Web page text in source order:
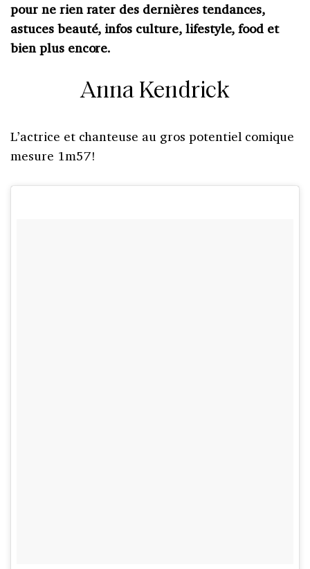
pour ne rien rater des dernières tendances,
astuces beauté, infos culture, lifestyle, food et
bien plus encore.
Anna Kendrick
L’actrice et chanteuse au gros potentiel comique
mesure 1m57!